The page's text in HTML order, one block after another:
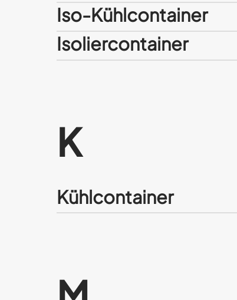
Iso-Kühlcontainer
Isoliercontainer
K
Kühlcontainer